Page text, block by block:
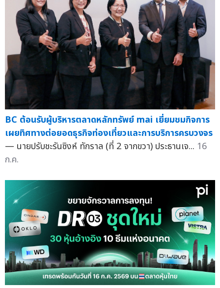
BC ต้อนรับผู้บริหารตลาดหลักทรัพย์ mai เยี่ยมชมกิจการ
เผยทิศทางต่อยอดธุรกิจท่องเที่ยวและการบริการครบวงจร
— นายปรับชะรันซิงห์ ทักราล (ที่ 2 จากขวา) ประธานเจ... 16
ก.ค.